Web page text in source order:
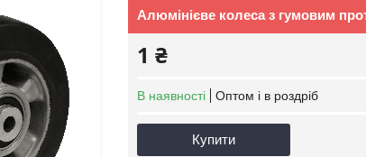
Алюмінієве колеса з гумовим
1 ₴
В наявності Оптом і в роздріб
Купити